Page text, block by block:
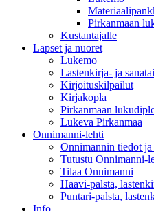
Pirkanmaan
Kustantajalle
Lapset ja nuoret
Lukemo
Lastenkirja- ja
Kirjoituskilpailut
Kirjakopla
Pirkanmaan
Lukeva Pirkanmaa
Onnimanni-lehti
Onnimannin tiedot
Tutustu Onnimanni-
Tilaa Onnimanni
Haavi-palsta,
Puntari-palsta,
Info